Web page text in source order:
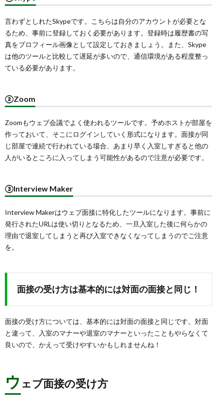
言わずとしれたSkypeです。こちらは自分のアカウントが必要とな
るため、事前に登録しておく必要があります。登録時は履歴書の写
真をプロフィール画像として設定しておきましょう。また、Skype
は他のツールと比較して遅延が多いので、通信環境がある程度整っ
ている必要があります。
②Zoom
Zoomもウェブ会議でよく使われるツールです。予めホストが部屋を
作っておいて、そこにログインしていく形式になります。面接が同
じ部屋で連続で行われている場合、あまり早く入室しすぎると他の
人がいるところに入ってしまう可能性があるので注意が必要です。
③Interview Maker
Interview Makerはウェブ面接に特化したツールになります。事前に
発行されたURLは使い切りとなるため、一旦入室した後に何らかの
理由で退室してしまうと再び入室できなくなってしまうのでご注意
を。
面接の受け方は基本的には対面の面接と同じ！
面接の受け方については、基本的には対面の面接と同じです。対面
と違って、入室のマナーや退室のマナーといったこともやらなくて
良いので、かえって受けやすいかもしれませんね！
ウ ェブ面接の受け方